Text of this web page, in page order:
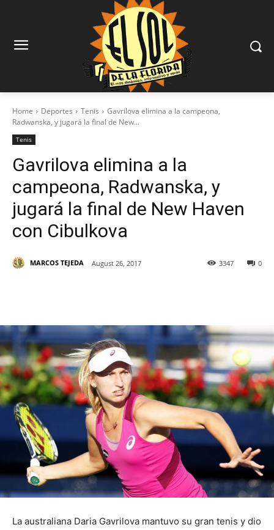
Home Deportes Tenis
Gavrilova elimina a la campeona,
Radwanska, y jugará la final de New...
Tenis
Gavrilova elimina a la
campeona, Radwanska, y
jugará la final de New Haven
con Cibulkova
MARCOS TEJEDA August 26, 2017 0
3347
La australiana Daria Gavrilova mantuvo su gran tenis y dio